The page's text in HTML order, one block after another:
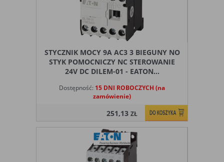
STYCZNIK MOCY 9A AC3 3 BIEGUNY NO
STYK POMOCNICZY NC STEROWANIE
24V DC DILEM-01 - EATON...
Dostępność: 15 DNI ROBOCZYCH (na
zamówienie)
251,13ZŁ